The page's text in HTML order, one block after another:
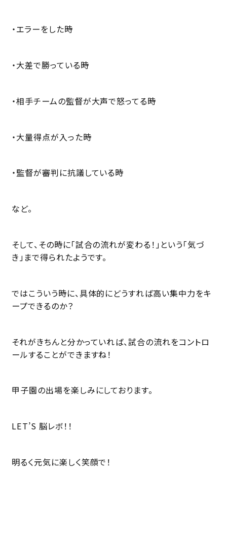
・エラーをした時
・大差で勝っている時
・相手チームの監督が大声で怒ってる時
・大量得点が入った時
・監督が審判に抗議している時
など。
そして、その時に「試合の流れが変わる！」という「気づ
き」まで得られたようです。
ではこういう時に、具体的にどうすれば高い集中力をキ
ープできるのか？
それがきちんと分かっていれば、試合の流れをコントロ
ールすることができますね！
甲子園の出場を楽しみにしております。
LET’S 脳レボ！！
明るく元気に楽しく笑顔で！